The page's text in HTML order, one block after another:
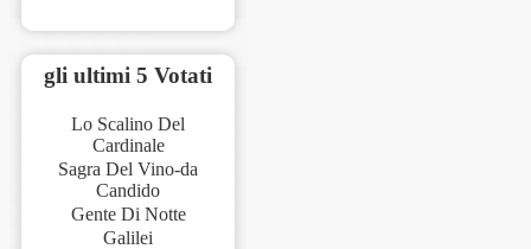
gli ultimi 5 Votati
Lo Scalino Del
Cardinale
Sagra Del Vino-da
Candido
Gente Di Notte
Galilei